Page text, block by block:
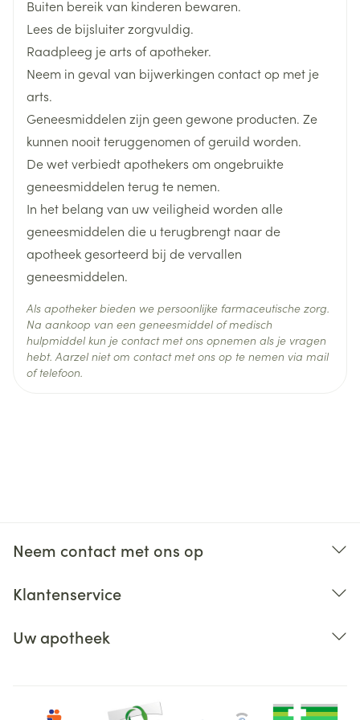
amlodipine, ingenomen als een
vastedosiscombinatie; of
bij patiënten die reeds een vastedosiscombinatie
aan olmesartanmedoxomil met hydrochloorthiazide
samen met een mono-preparaat van amlodipine
innemen in de vorm van één enkele tablet of een
vastedosiscombinatie aan olmesartanmedoxomil
met amlodipine samen met een mono-preparaat
van hydrochloorthiazide innemen in de vorm van
één enkele tablet.
olmesartanmedoxomil, 10 mg amlodipine (als
amlodipinebesilaat) en 25 mg hydrochloorthiazide.
Kern van het tablet: povidon, gepregelatiniseerd
maïszetmeel, microkristallijne cellulose, watervrij
colloïdaal siliciumdioxide, lactosemonohydraat,
magnesiumstearaat.
Filmomhulling: polyvinylalcohol (E1203),
titaandioxide (E171), macrogol (E1521), talk (E553b),
ijzeroxide geel (E172), ijzeroxide zwart (E172) (alleen
de filmomhulde tabletten 20 mg / 5 mg / 12,5 mg),
ijzeroxide rood (E172) (alleen de filmomhulde
tabletten 20 mg / 5 mg / 12,5 mg, 40 mg / 10 mg /
12,5 mg, 40 mg / 10 mg / 25 mg).
Neem uw dagelijkse dosis, indien mogelijk, elke dag
op hetzelfde tijdstip in, bijvoorbeeld bij het ontbijt.
Lengte
Diepte 60 mm
Actieve
Ingrediënten
hydrochloorthiazide, olmesartan
medoxomil
Behoud Kamertemperatuur (15°C - 25°C)
Buiten bereik van kinderen bewaren.
Lees de bijsluiter zorgvuldig.
Raadpleeg je arts of apotheker.
Neem in geval van bijwerkingen contact op met je
arts.
Geneesmiddelen zijn geen gewone producten. Ze
kunnen nooit teruggenomen of geruild worden.
De wet verbiedt apothekers om ongebruikte
geneesmiddelen terug te nemen.
In het belang van uw veiligheid worden alle
geneesmiddelen die u terugbrengt naar de
apotheek gesorteerd bij de vervallen
geneesmiddelen.
Als apotheker bieden we persoonlijke farmaceutische zorg.
Na aankoop van een geneesmiddel of medisch
hulpmiddel kun je contact met ons opnemen als je vragen
hebt. Aarzel niet om contact met ons op te nemen via mail
of telefoon.
Neem contact met ons op
Klantenservice
Uw apotheek